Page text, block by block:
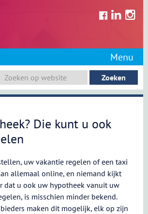
Menu
Die kunt u ook
uw vakantie regelen of een taxi
allemaal online, en niemand kijkt
dat u ook uw hypotheek vanuit uw
is misschien minder bekend.
maken dit mogelijk, elk op zijn